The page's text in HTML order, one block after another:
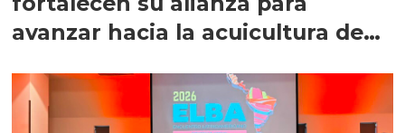
avanzar hacia la acuicultura de